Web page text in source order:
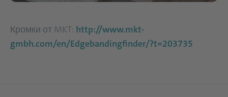
Кромки от MKT: http://www.mkt-
gmbh.com/en/Edgebandingfinder/?t=203735